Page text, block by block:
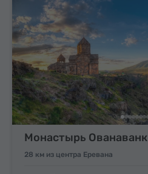
28 км из центра Еревана
Монастырь Ованаванк